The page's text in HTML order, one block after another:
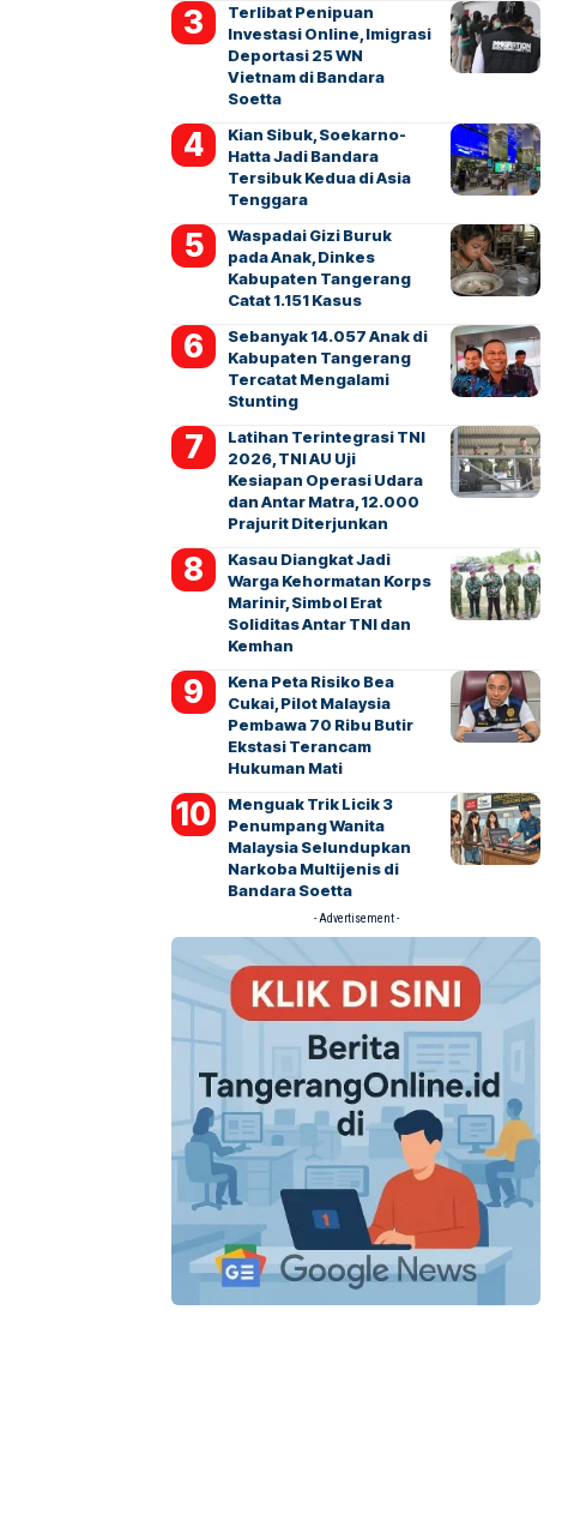
Terlibat Penipuan
Investasi Online, Imigrasi
Deportasi 25 WN
Vietnam di Bandara
Soetta
Kian Sibuk, Soekarno-
Hatta Jadi Bandara
Tersibuk Kedua di Asia
Tenggara
Waspadai Gizi Buruk
pada Anak, Dinkes
Kabupaten Tangerang
Catat 1.151 Kasus
Sebanyak 14.057 Anak di
Kabupaten Tangerang
Tercatat Mengalami
Stunting
Latihan Terintegrasi TNI
2026, TNI AU Uji
Kesiapan Operasi Udara
dan Antar Matra, 12.000
Prajurit Diterjunkan
Kasau Diangkat Jadi
Warga Kehormatan Korps
Marinir, Simbol Erat
Soliditas Antar TNI dan
Kemhan
Kena Peta Risiko Bea
Cukai, Pilot Malaysia
Pembawa 70 Ribu Butir
Ekstasi Terancam
Hukuman Mati
Menguak Trik Licik 3
Penumpang Wanita
Malaysia Selundupkan
Narkoba Multijenis di
Bandara Soetta
- Advertisement -